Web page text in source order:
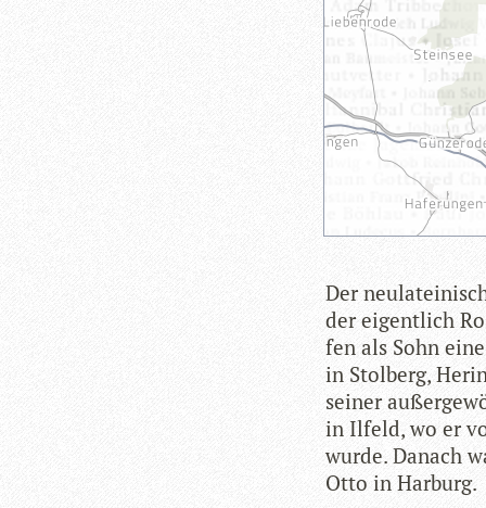
Der
der eigent­lich
fen als Sohn
in Stol­berg,
sei­ner
in Ilfeld, wo er
wurde. Danach
Otto in Harburg.